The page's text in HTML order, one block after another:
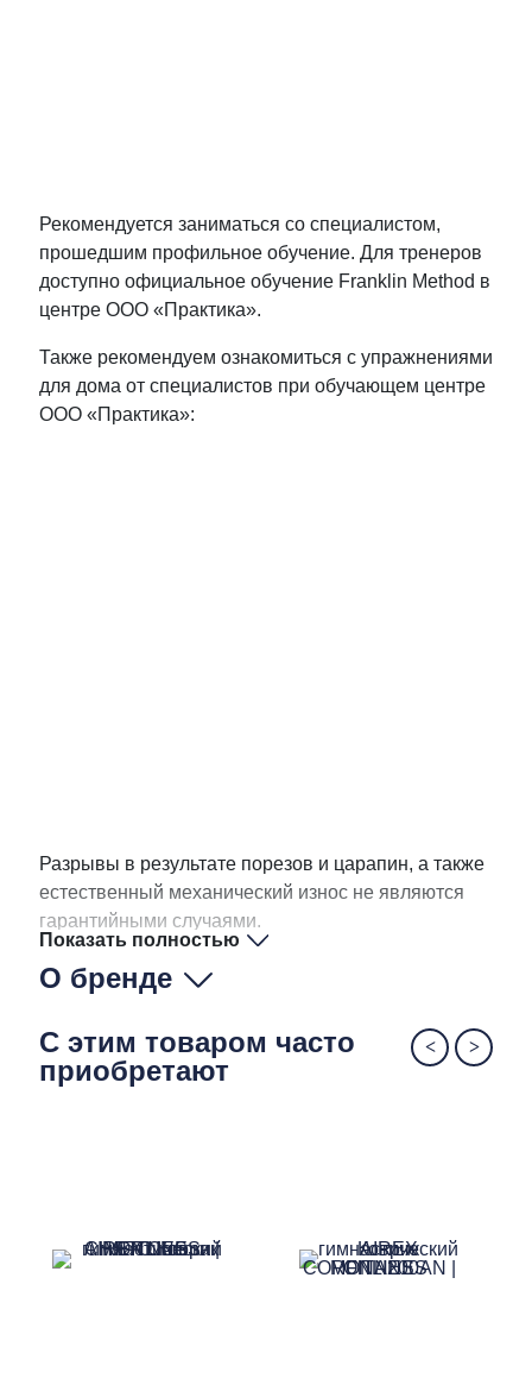
Рекомендуется заниматься со специалистом,
прошедшим профильное обучение. Для тренеров
доступно официальное обучение Franklin Method в
центре ООО «Практика».
Также рекомендуем ознакомиться с упражнениями
для дома от специалистов при обучающем центре
ООО «Практика»:
Разрывы в результате порезов и царапин, а также
естественный механический износ не являются
гарантийными случаями.
Показать полностью
О бренде
С этим товаром часто
приобретают